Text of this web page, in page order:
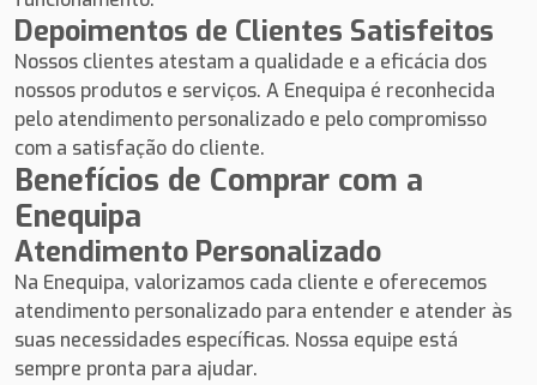
Depoimentos de Clientes Satisfeitos
Nossos clientes atestam a qualidade e a eficácia dos
nossos produtos e serviços. A Enequipa é reconhecida
pelo atendimento personalizado e pelo compromisso
com a satisfação do cliente.
Benefícios de Comprar com a
Enequipa
Atendimento Personalizado
Na Enequipa, valorizamos cada cliente e oferecemos
atendimento personalizado para entender e atender às
suas necessidades específicas. Nossa equipe está
sempre pronta para ajudar.